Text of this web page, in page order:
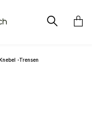
-Trensen